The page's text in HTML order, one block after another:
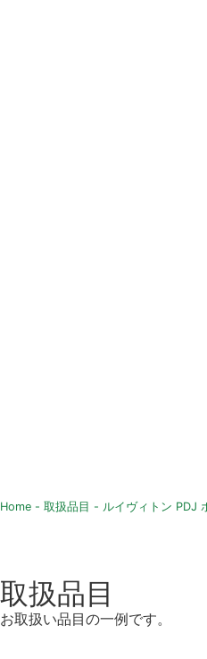
Home - 取扱品目 - ルイヴィトン PDJ
取扱品目
お取扱い品目の一例です。